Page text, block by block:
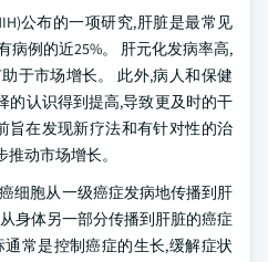
公布的一项研究,肝脏是最常见
病例的近25%。 肝元化发病率高,
于市场增长。 此外,病人和保健
的认识得到提高,导致更及时的干
旨在发现新疗法和有针对性的治
动市场增长。
细胞从一级癌症发病地传播到肝
身体另一部分传播到肝脏的癌症
常是控制癌症的生长,缓解症状